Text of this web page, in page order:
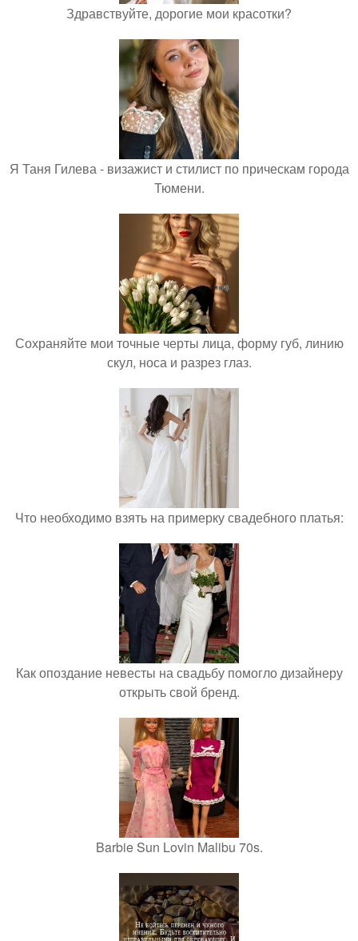
Здравствуйте, дорогие мои красотки?
Я Таня Гилева - визажист и стилист по прическам города
Тюмени.
Сохраняйте мои точные черты лица, форму губ, линию
скул, носа и разрез глаз.
Что необходимо взять на примерку свадебного платья:
Как опоздание невесты на свадьбу помогло дизайнеру
открыть свой бренд.
Barbie Sun Lovin Malibu 70s.